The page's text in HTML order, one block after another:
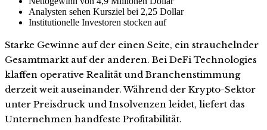
Analysten sehen Kursziel bei 2,25 Dollar
Institutionelle Investoren stocken auf
Starke Gewinne auf der einen Seite, ein strauchelnder
Gesamtmarkt auf der anderen. Bei DeFi Technologies
klaffen operative Realität und Branchenstimmung
derzeit weit auseinander. Während der Krypto-Sektor
unter Preisdruck und Insolvenzen leidet, liefert das
Unternehmen handfeste Profitabilität.